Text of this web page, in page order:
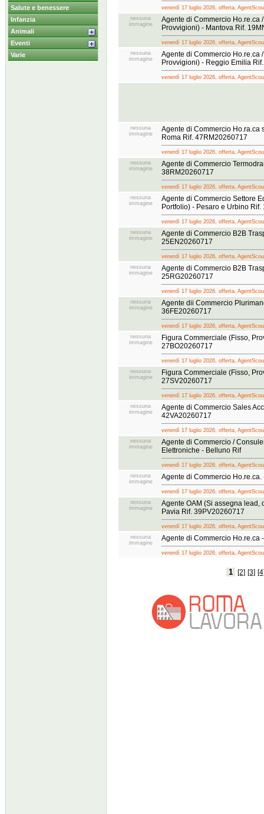
Salute e benessere
Infanzia
Animali
Eventi
Varie
venerdì 17 luglio 2026, offerta,
nessuna
immagine
Agente di Commercio Ho.re.ca
Provvigioni) - Mantova Rif.
venerdì 17 luglio 2026, offerta,
nessuna
immagine
Agente di Commercio Ho.re.ca
Provvigioni) - Reggio Emilia
venerdì 17 luglio 2026, offerta,
nessuna
immagine
Agente di Commercio Ho.ra.ca
Roma Rif. 47RM20260717
venerdì 17 luglio 2026, offerta,
nessuna
immagine
Agente di Commercio
38RM20260717
venerdì 17 luglio 2026, offerta,
nessuna
immagine
Agente di Commercio Settore
Portfolio) - Pesaro e Urbino Rif.
venerdì 17 luglio 2026, offerta,
nessuna
immagine
Agente di Commercio B2B
25EN20260717
venerdì 17 luglio 2026, offerta,
nessuna
immagine
Agente di Commercio B2B
25RG20260717
venerdì 17 luglio 2026, offerta,
nessuna
immagine
Agente dii Commercio
36FE20260717
venerdì 17 luglio 2026, offerta,
nessuna
immagine
Figura Commerciale (Fisso,
27BO20260717
venerdì 17 luglio 2026, offerta,
nessuna
immagine
Figura Commerciale (Fisso,
27SV20260717
venerdì 17 luglio 2026, offerta,
nessuna
immagine
Agente di Commercio Sales
42VA20260717
venerdì 17 luglio 2026, offerta,
nessuna
immagine
Agente di Commercio /
Elettroniche - Belluno Rif
venerdì 17 luglio 2026, offerta,
nessuna
immagine
Agente di Commercio
venerdì 17 luglio 2026, offerta,
nessuna
immagine
Agente OAM (Si assegna lead,
Pavia Rif. 39PV20260717
venerdì 17 luglio 2026, offerta,
nessuna
immagine
Agente di Commercio Ho.re.ca
venerdì 17 luglio 2026, offerta,
1 [2] [3]